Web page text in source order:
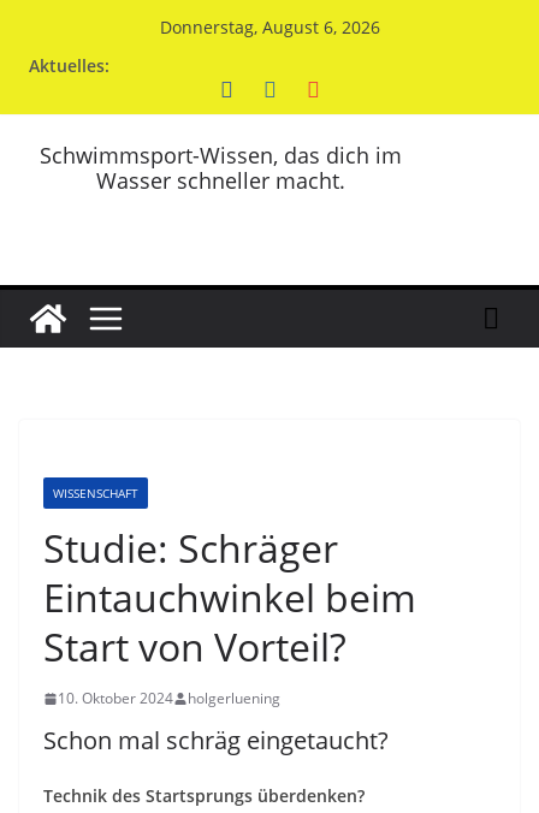
Donnerstag, August 6, 2026
Aktuelles:
Schwimmsport-Wissen, das dich im
Wasser schneller macht.
WISSENSCHAFT
Studie: Schräger
Eintauchwinkel beim
Start von Vorteil?
10. Oktober 2024 holgerluening
Schon mal schräg eingetaucht?
Technik des Startsprungs überdenken?